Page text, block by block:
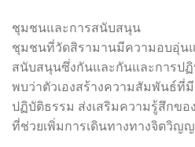
ชุมชนและการสนับสนุน
ชุมชนที่วัดสิรามานมีความอบอุ่นแ
สนับสนุนซึ่งกันและกันและการปฏิ
พบว่าตัวเองสร้างความสัมพันธ์ที่
ปฏิบัติธรรม ส่งเสริมความรู้สึกขอ
ที่ช่วยเพิ่มการเดินทางทางจิตวิญ